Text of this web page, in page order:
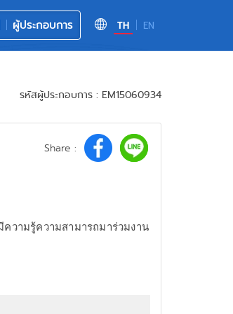
TH EN
ผู้ประกอบการ
รหัสผู้ประกอบการ : EM15060934
Share :
ความรู้ความสามารถมาร่วมงาน